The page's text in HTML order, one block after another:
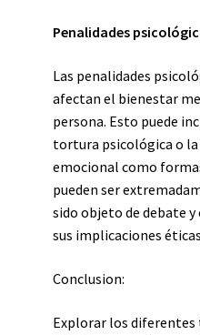
Penalidades
Las penalidades
afectan el bienestar
persona. Esto puede
tortura psicológica o
emocional como
pueden ser
sido objeto de debate
sus implicaciones
Conclusion:
Explorar los diferentes